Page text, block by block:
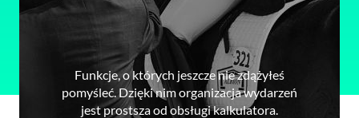
Funkcje, o których jeszcze nie zdążyłeś
pomyśleć. Dzięki nim organizacja wydarzeń
jest prostsza od obsługi kalkulatora.